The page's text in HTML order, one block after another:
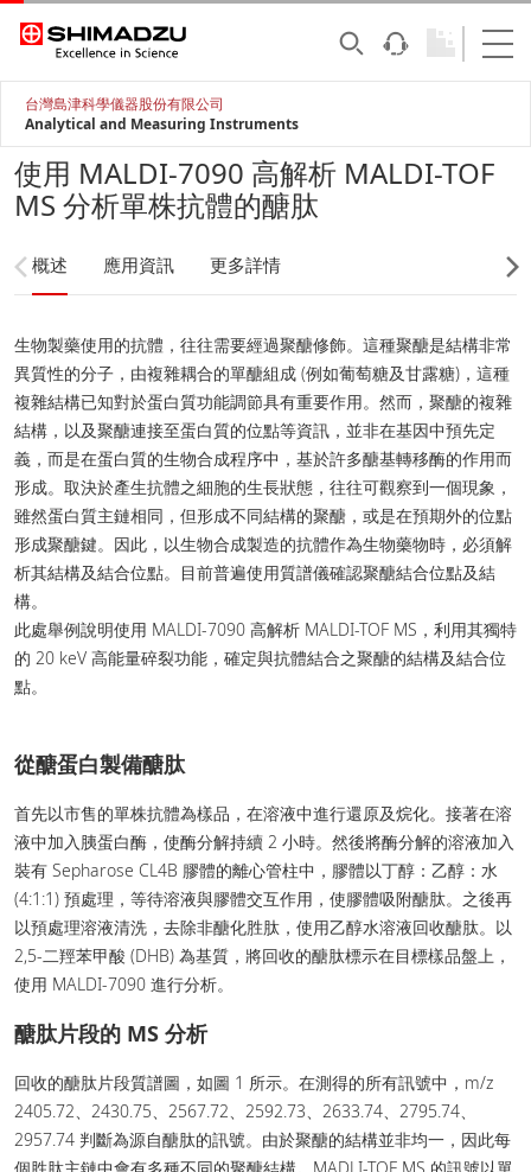
台灣島津科學儀器股份有限公司
Analytical and Measuring Instruments
使用 MALDI-7090 高解析 MALDI-TOF
MS 分析單株抗體的醣肽
概述 應用資訊 更多詳情
生物製藥使用的抗體，往往需要經過聚醣修飾。這種聚醣是結構非常
異質性的分子，由複雜耦合的單醣組成 (例如葡萄糖及甘露糖)，這種
複雜結構已知對於蛋白質功能調節具有重要作用。然而，聚醣的複雜
結構，以及聚醣連接至蛋白質的位點等資訊，並非在基因中預先定
義，而是在蛋白質的生物合成程序中，基於許多醣基轉移酶的作用而
形成。取決於產生抗體之細胞的生長狀態，往往可觀察到一個現象，
雖然蛋白質主鏈相同，但形成不同結構的聚醣，或是在預期外的位點
形成聚醣鍵。因此，以生物合成製造的抗體作為生物藥物時，必須解
析其結構及結合位點。目前普遍使用質譜儀確認聚醣結合位點及結
構。
此處舉例說明使用 MALDI-7090 高解析 MALDI-TOF MS，利用其獨特
的 20 keV 高能量碎裂功能，確定與抗體結合之聚醣的結構及結合位
點。
從醣蛋白製備醣肽
首先以市售的單株抗體為樣品，在溶液中進行還原及烷化。接著在溶
液中加入胰蛋白酶，使酶分解持續 2 小時。然後將酶分解的溶液加入
裝有 Sepharose CL4B 膠體的離心管柱中，膠體以丁醇：乙醇：水
(4:1:1) 預處理，等待溶液與膠體交互作用，使膠體吸附醣肽。之後再
以預處理溶液清洗，去除非醣化胜肽，使用乙醇水溶液回收醣肽。以
2,5-二羥苯甲酸 (DHB) 為基質，將回收的醣肽標示在目標樣品盤上，
使用 MALDI-7090 進行分析。
醣肽片段的 MS 分析
回收的醣肽片段質譜圖，如圖 1 所示。在測得的所有訊號中，m/z
2405.72、2430.75、2567.72、2592.73、2633.74、2795.74、
2957.74 判斷為源自醣肽的訊號。由於聚醣的結構並非均一，因此每